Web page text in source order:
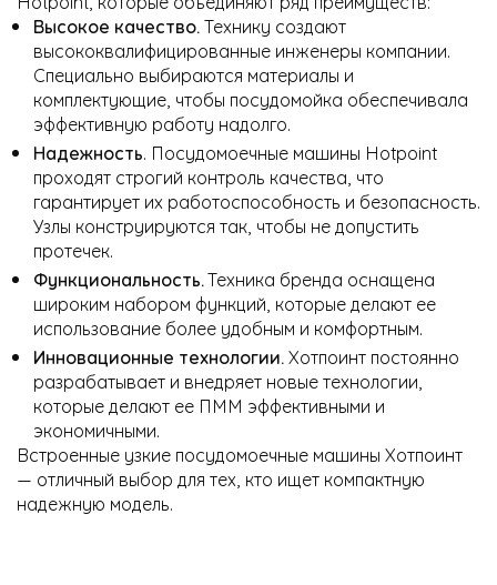
Высокое качество.Технику создают
высококвалифицированные инженеры компании.
Специально выбираются материалы и
комплектующие, чтобы посудомойка обеспечивала
эффективную работу надолго.
Надежность. Посудомоечные машины Hotpoint
проходят строгий контроль качества, что
гарантирует их работоспособность и безопасность.
Узлы конструируются так, чтобы не допустить
протечек.
Функциональность.Техника бренда оснащена
широким набором функций, которые делают ее
использование более удобным и комфортным.
Инновационные технологии.Хотпоинт постоянно
разрабатывает и внедряет новые технологии,
которые делают ее ПММ эффективными и
экономичными.
Встроенные узкие посудомоечные машины Хотпоинт
— отличный выбор для тех, кто ищет компактную
надежную модель.